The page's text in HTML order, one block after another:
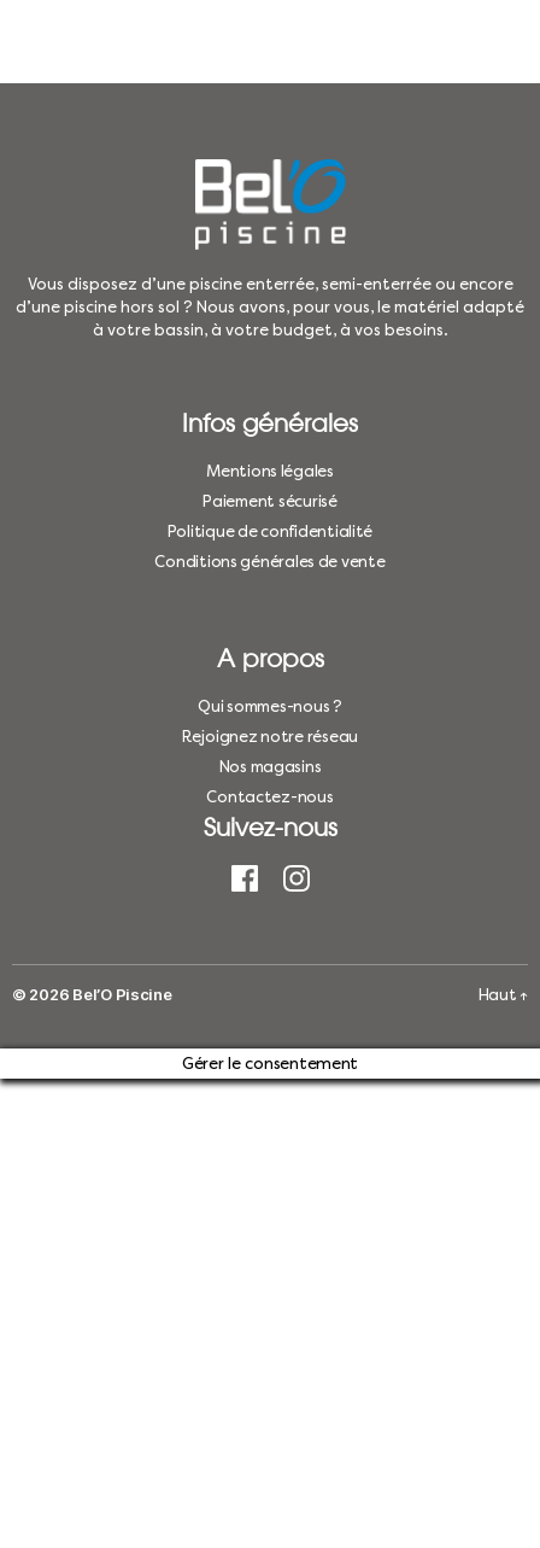
Vous disposez d’une piscine enterrée, semi-enterrée ou encore
d’une piscine hors sol ? Nous avons, pour vous, le matériel adapté
à votre bassin, à votre budget, à vos besoins.
Infos générales
Mentions légales
Paiement sécurisé
Politique de confidentialité
Conditions générales de vente
A propos
Qui sommes-nous ?
Rejoignez notre réseau
Nos magasins
Contactez-nous
Suivez-nous
© 2026 Bel’O Piscine Haut ↑
Gérer le consentement